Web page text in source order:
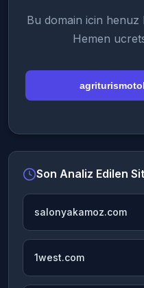
Bu domain icin henuz
Hemen
Son Analiz Edilen
salonyakamoz.com
1west.com